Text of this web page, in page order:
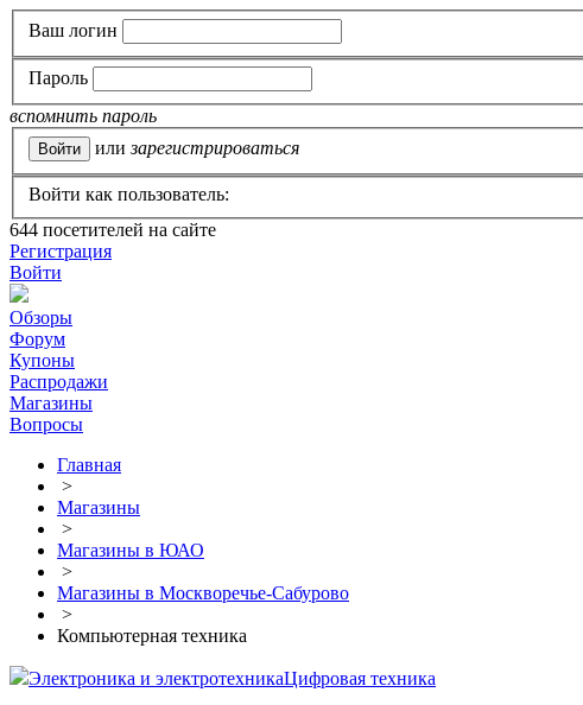
Ваш логин
Пароль
вспомнить пароль
или зарегистрироваться
Войти как пользователь:
644 посетителей на сайте
Регистрация
Войти
Обзоры
Форум
Купоны
Распродажи
Магазины
Вопросы
Главная
>
Магазины
>
Магазины в ЮАО
>
Магазины в Москворечье-Сабурово
>
Компьютерная техника
Электроника и электротехникаЦифровая техника